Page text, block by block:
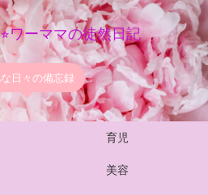
ワーママの徒然日記
日々の備忘録
育児
美容